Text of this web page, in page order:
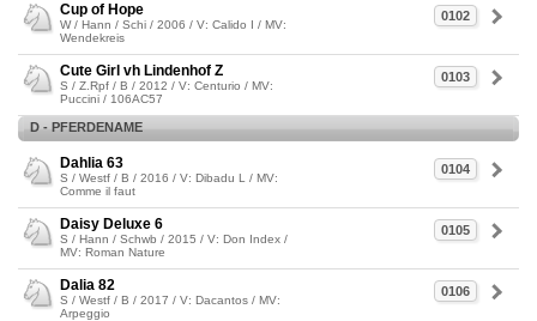
0102
Cup of Hope
W / Hann / Schi / 2006 / V: Calido I / MV:
Wendekreis
0103
Cute Girl vh Lindenhof Z
S / Z.Rpf / B / 2012 / V: Centurio / MV:
Puccini / 106AC57
D - PFERDENAME
0104
Dahlia 63
S / Westf / B / 2016 / V: Dibadu L / MV:
Comme il faut
0105
Daisy Deluxe 6
S / Hann / Schwb / 2015 / V: Don Index /
MV: Roman Nature
0106
Dalia 82
S / Westf / B / 2017 / V: Dacantos / MV:
Arpeggio